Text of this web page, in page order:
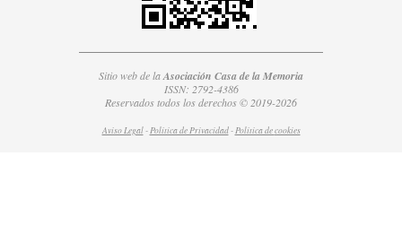
Sitio web de laAsociación Casa de la Memoria
ISSN: 2792-4386
Reservados todos los derechos © 2019-2026
Aviso Legal-Política de Privacidad-Política decookies